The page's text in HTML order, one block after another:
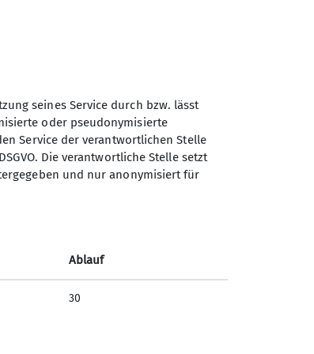
fröhliches Völkchen, das
in einem Restaurant bei
teilnehmen. Jedes DAV-
die Karte ab 65,
schmalen Pfaden. Die
Passagen, wurzelige
Sektion Karlsruhe des
Deutschen Alpenvereins
(DAV) e.V.
Am Fächerbad 2
seines Service durch bzw. lässt
oder pseudonymisierte
Service der verantwortlichen Stelle
Die verantwortliche Stelle setzt
und nur anonymisiert für
Ablauf
30